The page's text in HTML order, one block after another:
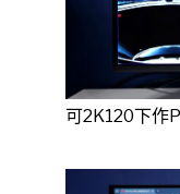
可2K120下作